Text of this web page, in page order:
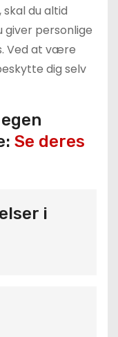
du altid
personlige
Ved at være
dig selv
Se deres
i